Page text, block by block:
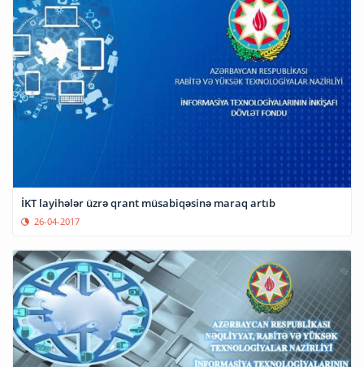
İKT layihələr üzrə qrant müsabiqəsinə maraq artıb
26-04-2017